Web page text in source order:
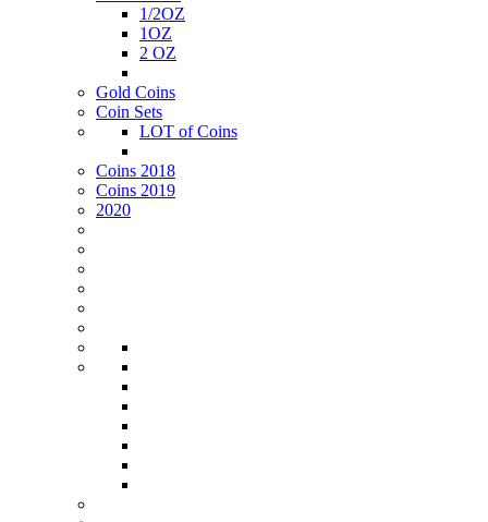
1/2ΟΖ
1ΟΖ
2 OZ
Gold Coins
Coin Sets
LOT of Coins
Coins 2018
Coins 2019
2020